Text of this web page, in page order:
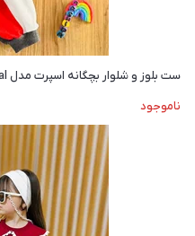
ست بلوز و شلوار بچگانه اسپرت مدل Carnival | لباس راحتی پسرانه کد ۲۴۰۵
ناموجود